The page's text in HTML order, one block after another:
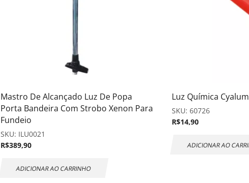
Mastro De Alcançado Luz De Popa
Porta Bandeira Com Strobo Xenon Para
Fundeio
SKU: ILU0021
R$389,90
ADICIONAR AO CARRINHO
Luz Química
SKU: 60726
R$14,90
ADICIONAR AO